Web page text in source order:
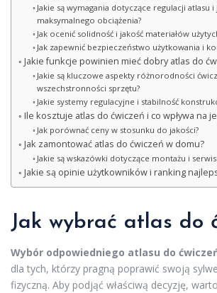
Jakie są wymagania dotyczące regulacji atlasu i
maksymalnego obciążenia?
Jak ocenić solidność i jakość materiałów
Jak zapewnić bezpieczeństwo użytkowania i
Jakie funkcje powinien mieć dobry atlas do
Jakie są kluczowe aspekty różnorodności
wszechstronności sprzętu?
Jakie systemy regulacyjne i stabilność
Ile kosztuje atlas do ćwiczeń i co wpływa na
Jak porównać ceny w stosunku do jakości?
Jak zamontować atlas do ćwiczeń w domu?
Jakie są wskazówki dotyczące montażu i
Jakie są opinie użytkowników i ranking
Jak wybrać atlas do
Wybór odpowiedniego atlasu do
dla tych, którzy pragną poprawić swoją
fizyczną. Aby podjąć właściwą decyzję,